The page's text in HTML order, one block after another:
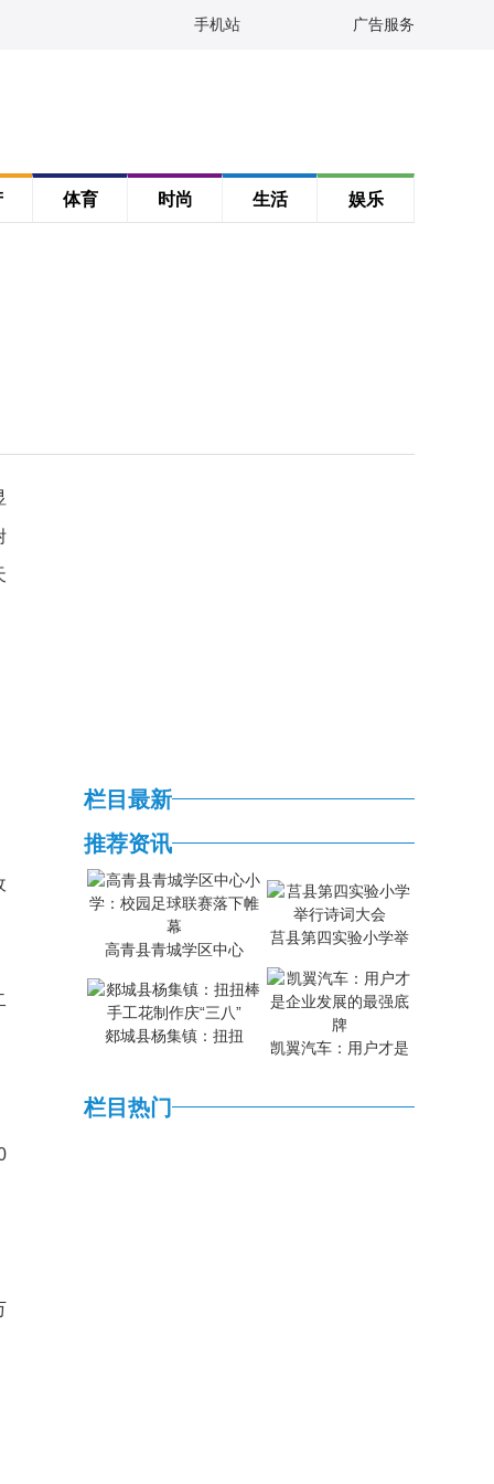
手机站 广告服务
体育 时尚 生活 娱乐
栏目最新
推荐资讯
高青县青城学区中心
莒县第四实验小学举
郯城县杨集镇：扭扭
凯翼汽车：用户才是
栏目热门